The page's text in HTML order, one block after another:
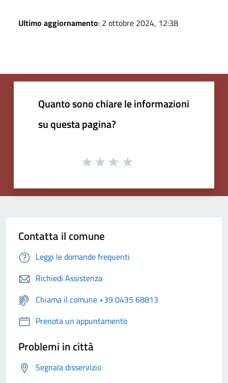
Ultimo aggiornamento: 2 ottobre 2024, 12:38
Quanto sono chiare le informazioni
su questa pagina?
Contatta il comune
Leggi le domande frequenti
Richiedi Assistenza
Chiama il comune +39 0435 68813
Prenota un appuntamento
Problemi in città
Segnala disservizio